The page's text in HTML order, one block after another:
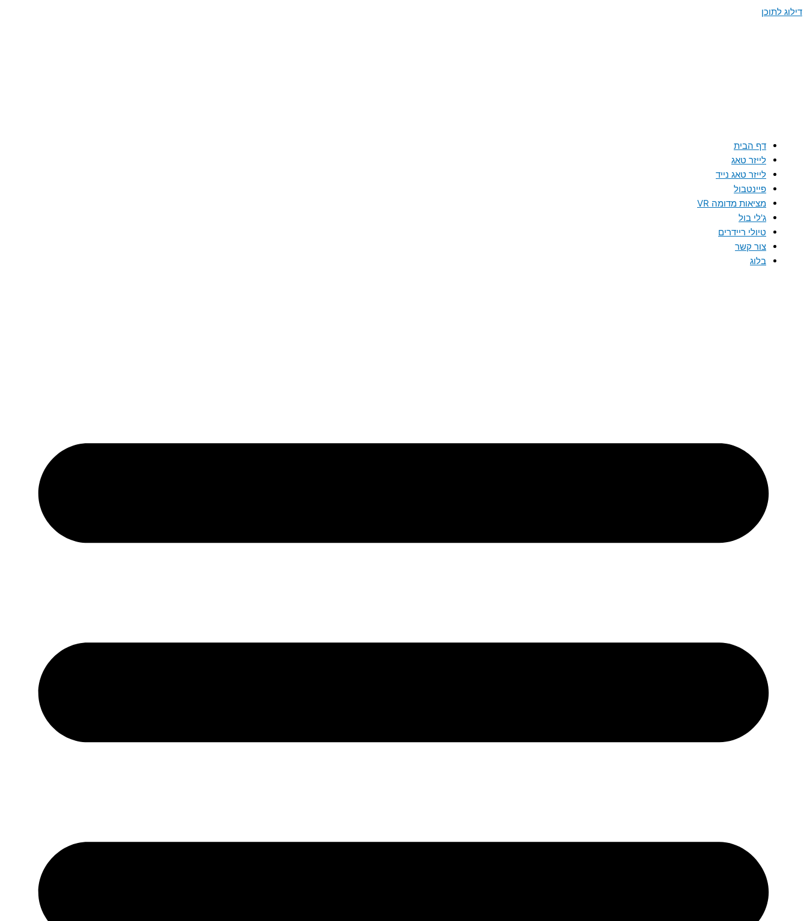
דילוג לתוכן
דף הבית
לייזר טאג
לייזר טאג נייד
פיינטבול
מציאות מדומה VR
ג'לי בול
טיולי ריידרים
צור קשר
בלוג